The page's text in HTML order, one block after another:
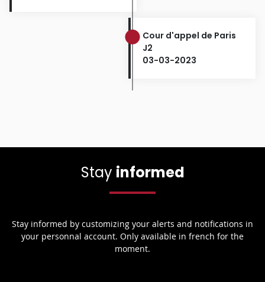
Cour d'appel de Paris
J2
03-03-2023
Stay informed
Stay informed by customizing your alerts and notifications in
your personnal account. Only available in french for the
moment.